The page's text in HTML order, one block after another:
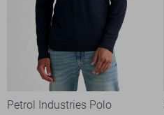
Petrol Industries Polo